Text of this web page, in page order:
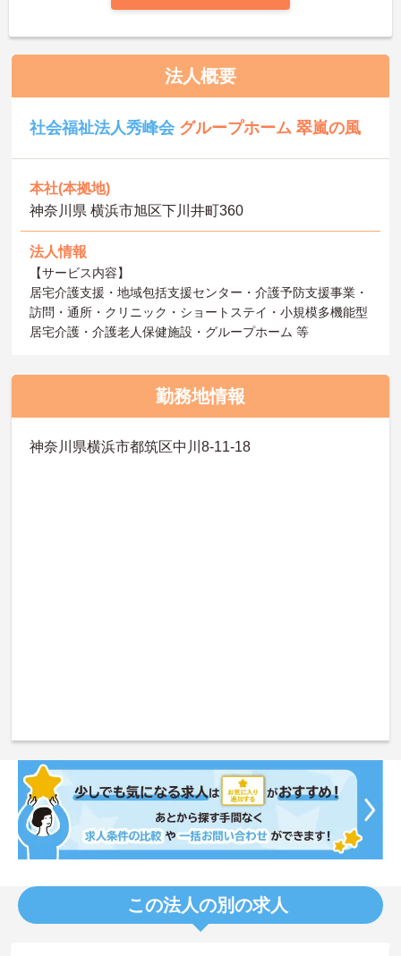
法人概要
社会福祉法人秀峰会 グループホーム 翠嵐の風
本社(本拠地)
神奈川県 横浜市旭区下川井町360
法人情報
【サービス内容】
居宅介護支援・地域包括支援センター・介護予防支援事業・
訪問・通所・クリニック・ショートステイ・小規模多機能型
居宅介護・介護老人保健施設・グループホーム 等
勤務地情報
神奈川県横浜市都筑区中川8-11-18
この法人の別の求人